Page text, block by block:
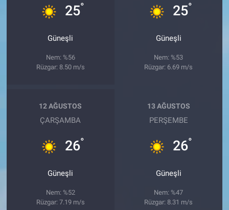
25°
Güneşli
Nem: %56
Rüzgar: 8.50 m/s
25°
Güneşli
Nem: %53
Rüzgar: 6.69 m/s
12 AĞUSTOS
ÇARŞAMBA
26°
Güneşli
Nem: %52
Rüzgar: 7.19 m/s
13 AĞUSTOS
PERŞEMBE
26°
Güneşli
Nem: %47
Rüzgar: 8.31 m/s